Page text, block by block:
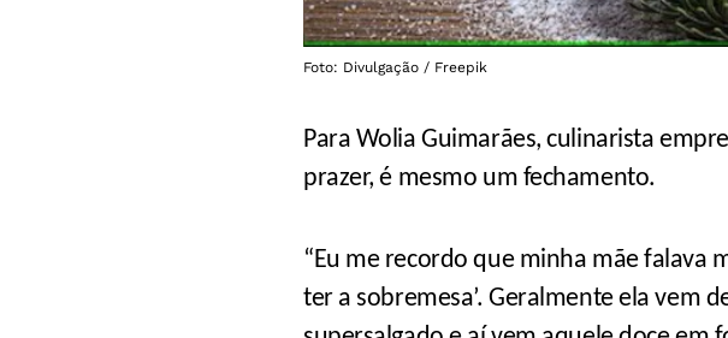
Foto: Divulgação / Freepik
Para Wolia Guimarães, culinarista
prazer, é mesmo um fechamento.
“Eu me recordo que minha mãe falava
ter a sobremesa’. Geralmente ela vem